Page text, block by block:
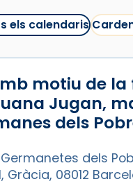
itual
amb IA
de Barcelona
els calendaris
motiu de
Jugan,
dels
Germanetes dels
Gràcia, 08012